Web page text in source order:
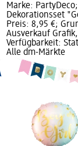
Marke:
Dekorationsset
Preis: 8,95 €;
Ausverkauf
Verfügbarkeit:
Alle dm-Märkte